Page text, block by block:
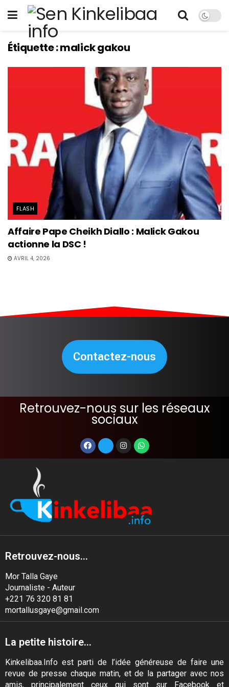
Étiquette :malick gakou
FLASH
Affaire Pape Cheikh Diallo : Malick Gakou
actionne la DSC !
AVRIL 4, 2026
Contactez-nous
Retrouvez-nous sur les réseaux
sociaux
Retrouvez-nous...
Mor Talla Gaye
Journaliste - Auteur
+221 76 320 81 81
mortallusgaye@gmail.com
La petite histoire...
Kinkelibaa.Info est parti de l’idée généreuse de faire une
revue de presse chaque matin, et de la partager avec nos
amis, principalement ceux qui sont sur Facebook et